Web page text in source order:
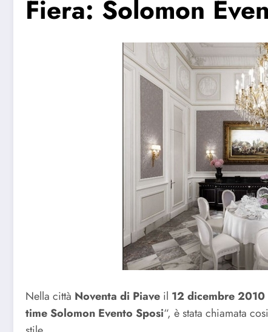
Fiera: Solomon
Nella città Noventa di Piave il 12 dicembre 2010
time Solomon Evento Sposi“, è stata chiamata